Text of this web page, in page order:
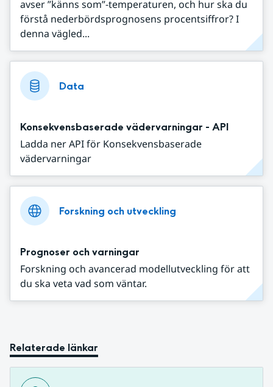
avser ”känns som”-temperaturen, och hur ska du
förstå nederbördsprognosens procentsiffror? I
denna vägled...
Data
Konsekvensbaserade vädervarningar - API
Ladda ner API för Konsekvensbaserade
vädervarningar
Forskning och utveckling
Prognoser och varningar
Forskning och avancerad modellutveckling för att
du ska veta vad som väntar.
Relaterade länkar